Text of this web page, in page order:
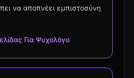
να αποπνέει εμπιστοσύνη
Για Ψυχολόγο